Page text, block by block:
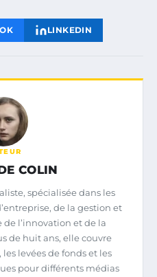
LINKEDIN
COLIN
spécialisée dans les
de la gestion et
de l’innovation et de la
de huit ans, elle couvre
levées de fonds et les
pour différents médias